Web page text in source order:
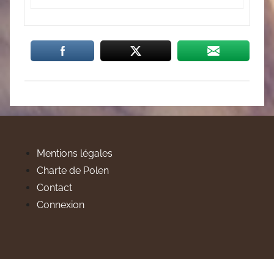
Mentions légales
Charte de Polen
Contact
Connexion